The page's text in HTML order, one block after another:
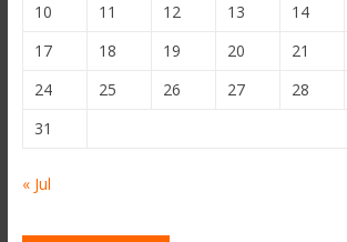
10
11 12 13 14
17
18 19 20 21
24
25 26 27 28
31
« Jul